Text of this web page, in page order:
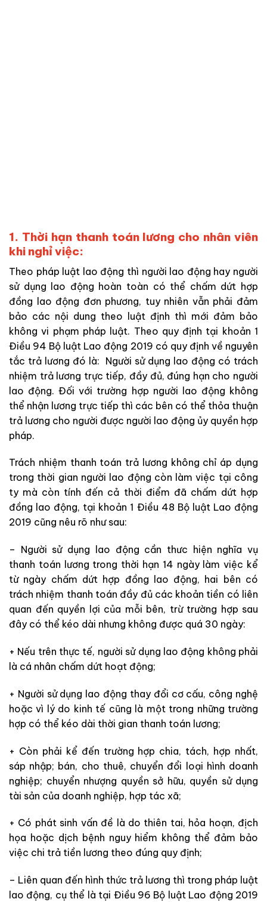
1. Thời hạn thanh toán lương cho nhân viên
khi nghỉ việc:
Theo pháp luật lao động thì người lao động hay người
sử dụng lao động hoàn toàn có thể chấm dứt hợp
đồng lao động đơn phương, tuy nhiên vẫn phải đảm
bảo các nội dung theo luật định thì mới đảm bảo
không vi phạm pháp luật. Theo quy định tại khoản 1
Điều 94 Bộ luật Lao động 2019 có quy định về nguyên
tắc trả lương đó là: Người sử dụng lao động có trách
nhiệm trả lương trực tiếp, đầy đủ, đúng hạn cho người
lao động. Đối với trường hợp người lao động không
thể nhận lương trực tiếp thì các bên có thể thỏa thuận
trả lương cho người được người lao động ủy quyền hợp
pháp.
Trách nhiệm thanh toán trả lương không chỉ áp dụng
trong thời gian người lao động còn làm việc tại công
ty mà còn tính đến cả thời điểm đã chấm dứt hợp
đồng lao động, tại khoản 1 Điều 48 Bộ luật Lao động
2019 cũng nêu rõ như sau:
– Người sử dụng lao động cần thưc hiện nghĩa vụ
thanh toán lương trong thời hạn 14 ngày làm việc kể
từ ngày chấm dứt hợp đồng lao động, hai bên có
trách nhiệm thanh toán đầy đủ các khoản tiền có liên
quan đến quyền lợi của mỗi bên, trừ trường hợp sau
đây có thể kéo dài nhưng không được quá 30 ngày:
+ Nếu trên thực tế, người sử dụng lao động không phải
là cá nhân chấm dứt hoạt động;
+ Người sử dụng lao động thay đổi cơ cấu, công nghệ
hoặc vì lý do kinh tế cũng là một trong những trường
hợp có thể kéo dài thời gian thanh toán lương;
+ Còn phải kể đến trường hợp chia, tách, hợp nhất,
sáp nhập; bán, cho thuê, chuyển đổi loại hình doanh
nghiệp; chuyển nhượng quyền sở hữu, quyền sử dụng
tài sản của doanh nghiệp, hợp tác xã;
+ Có phát sinh vấn đề là do thiên tai, hỏa hoạn, địch
họa hoặc dịch bệnh nguy hiểm không thể đảm bảo
việc chi trả tiền lương theo đúng quy định;
– Liên quan đến hình thức trả lương thì trong pháp luật
lao động, cụ thể là tại Điều 96 Bộ luật Lao động 2019